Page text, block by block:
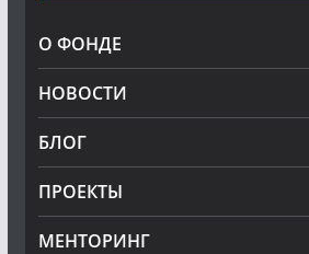
О ФОНДЕ
НОВОСТИ
БЛОГ
ПРОЕКТЫ
МЕНТОРИНГ